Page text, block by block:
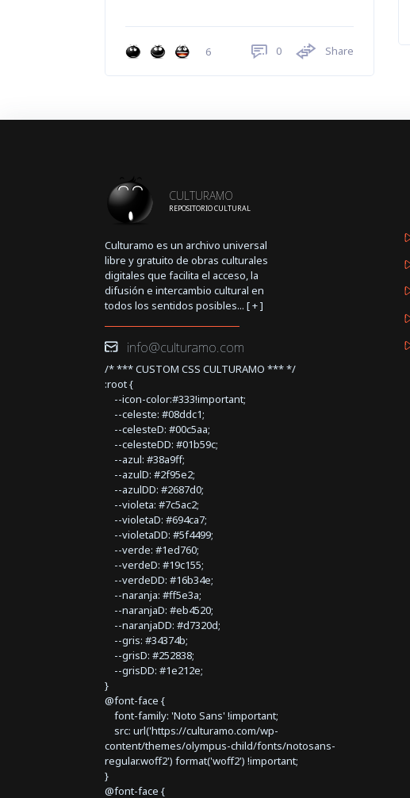
6 0 Share
CULTURAMO
REPOSITORIO CULTURAL
Culturamo es un archivo universal
libre y gratuito de obras culturales
digitales que facilita el acceso, la
difusión e intercambio cultural en
todos los sentidos posibles... [+]
info@culturamo.com
/* *** CUSTOM CSS CULTURAMO *** */
:root {
--icon-color:#333!important;
--celeste: #08ddc1;
--celesteD: #00c5aa;
--celesteDD: #01b59c;
--azul: #38a9ff;
--azulD: #2f95e2;
--azulDD: #2687d0;
--violeta: #7c5ac2;
--violetaD: #694ca7;
--violetaDD: #5f4499;
--verde: #1ed760;
--verdeD: #19c155;
--verdeDD: #16b34e;
--naranja: #ff5e3a;
--naranjaD: #eb4520;
--naranjaDD: #d7320d;
--gris: #34374b;
--grisD: #252838;
--grisDD: #1e212e;
}
@font-face {
font-family: 'Noto Sans' !important;
src: url('https://culturamo.com/wp-
content/themes/olympus-child/fonts/notosans-
regular.woff2') format('woff2') !important;
}
@font-face {